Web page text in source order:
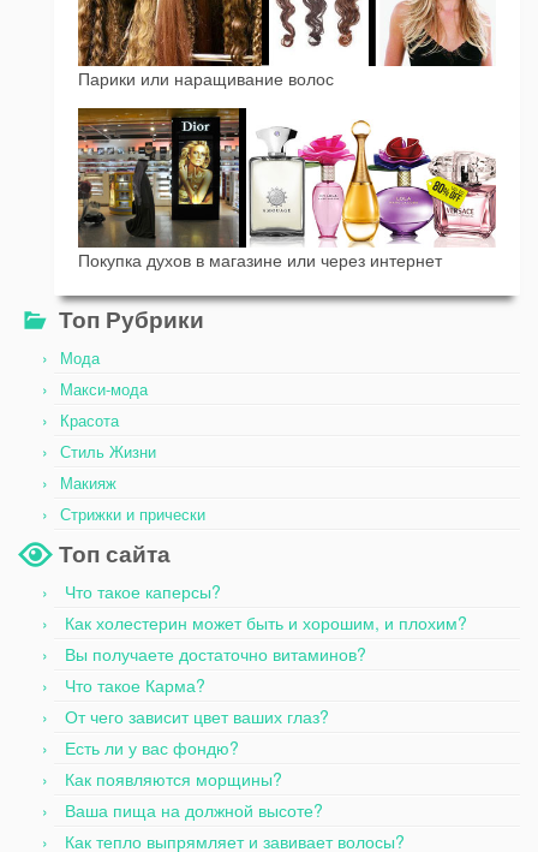
Парики или наращивание волос
Покупка духов в магазине или через интернет
Топ Рубрики
Мода
Макси-мода
Красота
Стиль Жизни
Макияж
Стрижки и прически
Топ сайта
Что такое каперсы?
Как холестерин может быть и хорошим, и плохим?
Вы получаете достаточно витаминов?
Что такое Карма?
От чего зависит цвет ваших глаз?
Есть ли у вас фондю?
Как появляются морщины?
Ваша пища на должной высоте?
Как тепло выпрямляет и завивает волосы?